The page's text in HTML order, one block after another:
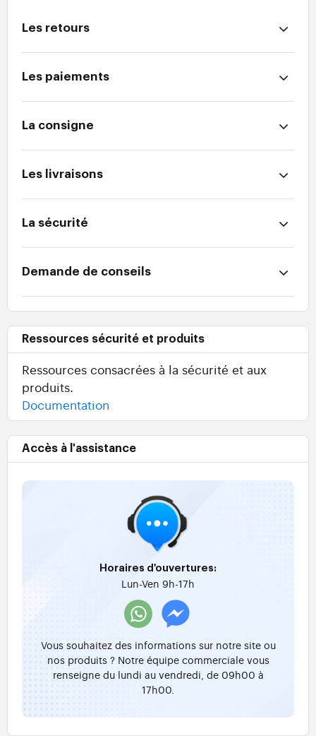
Les retours
Les paiements
La consigne
Les livraisons
La sécurité
Demande de conseils
Ressources sécurité et produits
Ressources consacrées à la sécurité et aux
produits.
Documentation
Accès à l'assistance
Horaires d'ouvertures:
Lun-Ven 9h-17h
Vous souhaitez des informations sur notre site ou
nos produits ? Notre équipe commerciale vous
renseigne du lundi au vendredi, de 09h00 à
17h00.